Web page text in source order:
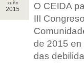
xuño
2015
O CEIDA
III
de 2015 en
das